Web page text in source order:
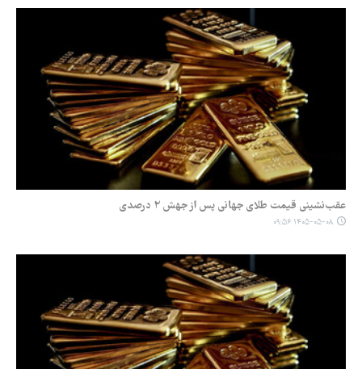
عقب‌نشینی قیمت طلای جهانی پس از جهش ۲ درصدی
۱۴۰۵-۰۵-۰۸ ۰۹:۵۶